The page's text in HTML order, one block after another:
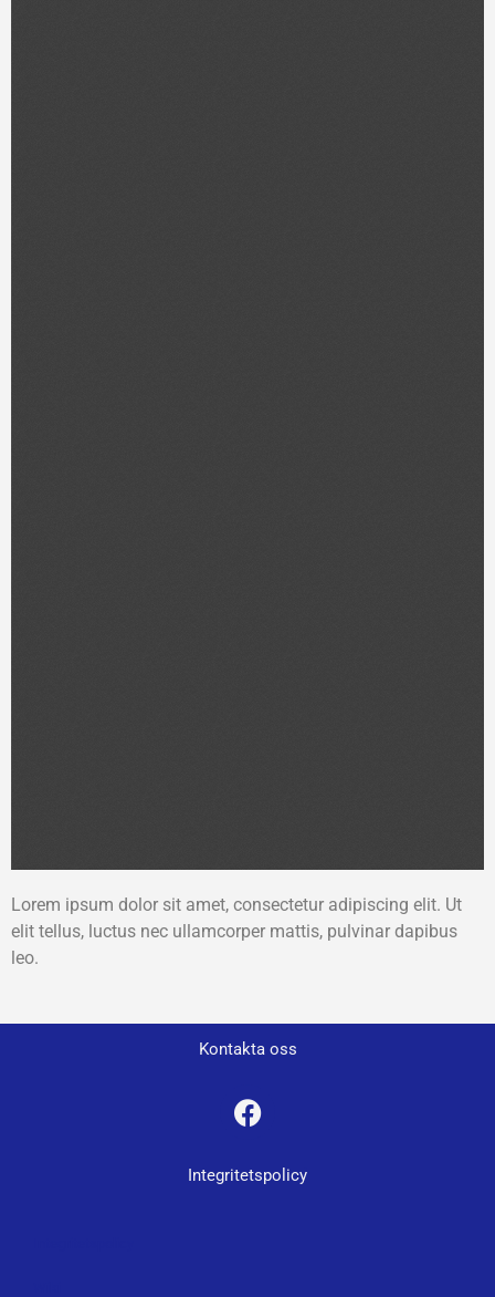
Lorem ipsum dolor sit amet, consectetur adipiscing elit. Ut
elit tellus, luctus nec ullamcorper mattis, pulvinar dapibus
leo.
Kontakta oss
Integritetspolicy